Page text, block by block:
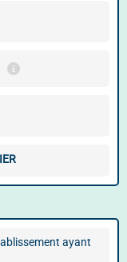
ayant